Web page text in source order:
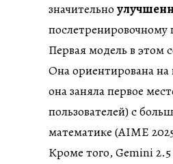
значительно
послетренировочному
Первая модель в этом
Она ориентирована на
она заняла первое
пользователей) с
математике (AIME
Кроме того, Gemini 2.5